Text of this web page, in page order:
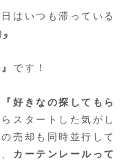
はいつも滞っている
お家紹介記事を書きますよ٩( ᐛ )و
です！
『好きなの探してもら
スタートした気がし
売却も同時並行して
カーテンレールって